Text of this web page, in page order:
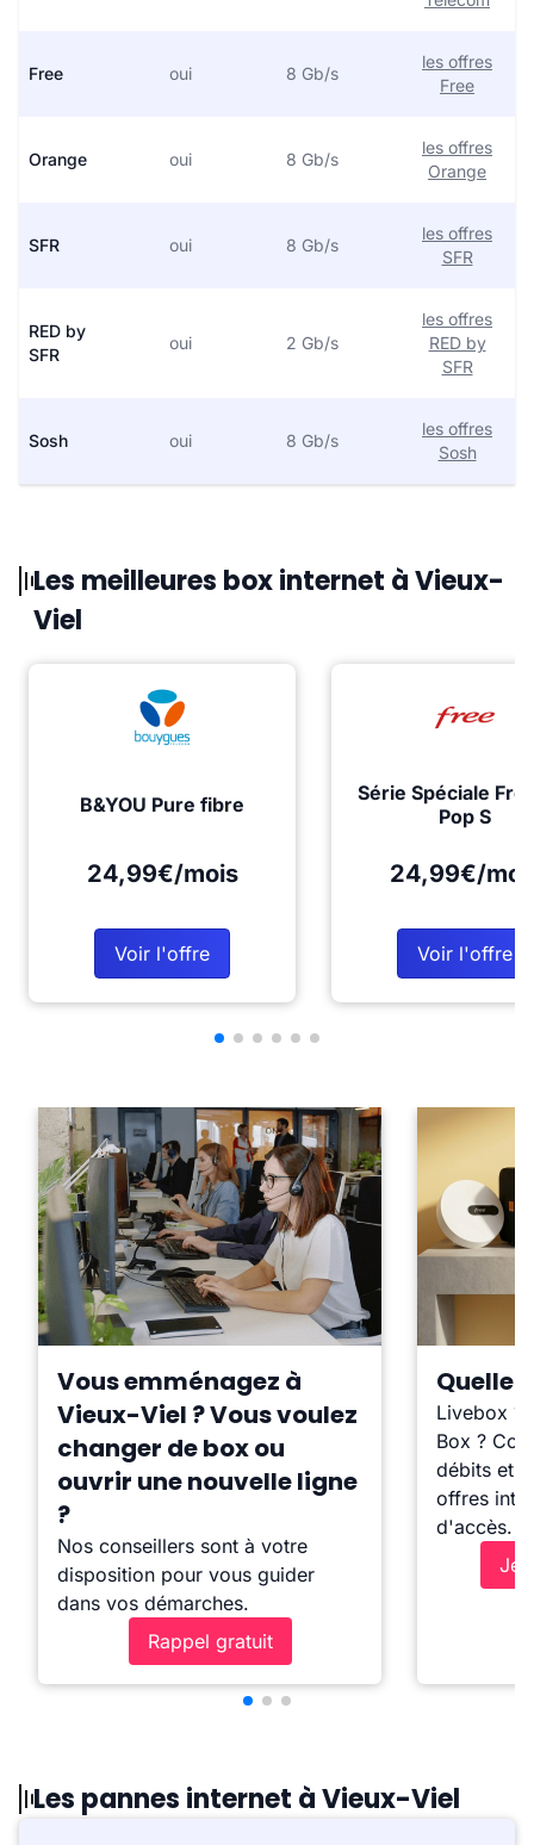
Free oui 8 Gb/s
les offres
Free
Orange oui 8 Gb/s
les offres
Orange
SFR oui 8 Gb/s
les offres
SFR
RED by
SFR
oui 2 Gb/s
les offres
RED by
SFR
Sosh oui 8 Gb/s
les offres
Sosh
Les meilleures box internet à Vieux-
Viel
B&YOU Pure fibre
24,99€/mois
Voir l'offre
Série Spéciale
Pop S
24,99€/
Voir l'offre
Vous emménagez à
Vieux-Viel ? Vous voulez
changer de box ou
ouvrir une nouvelle ligne
?
Nos conseillers sont à votre
disposition pour vous guider
dans vos démarches.
Rappel gratuit
Quelle
Livebox ?
Box ?
débits et
offres
d'accès.
Je
Les pannes internet à Vieux-Viel